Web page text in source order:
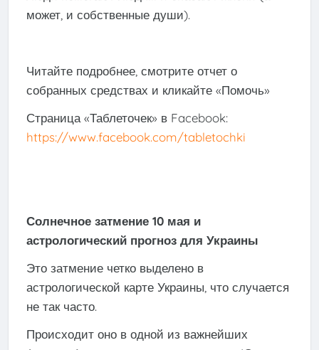
может, и собственные души).
Читайте подробнее, смотрите отчет о
собранных средствах и кликайте «Помочь»
Страница «Таблеточек» в Facebook:
https://www.facebook.com/tabletochki
Солнечное затмение 10 мая и
астрологический прогноз для Украины
Это затмение четко выделено в
астрологической карте Украины, что случается
не так часто.
Происходит оно в одной из важнейших